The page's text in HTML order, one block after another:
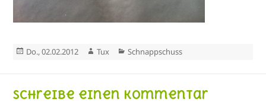
Veröffentlicht
Do., 02.02.2012 Autor
Tux Kategorien
Schnappschuss
Schreibe einen Kommentar